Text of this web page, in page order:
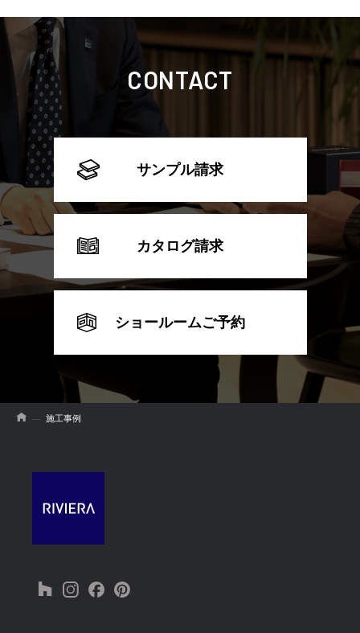
CONTACT
サンプル請求
カタログ請求
ショールームご予約
施工事例